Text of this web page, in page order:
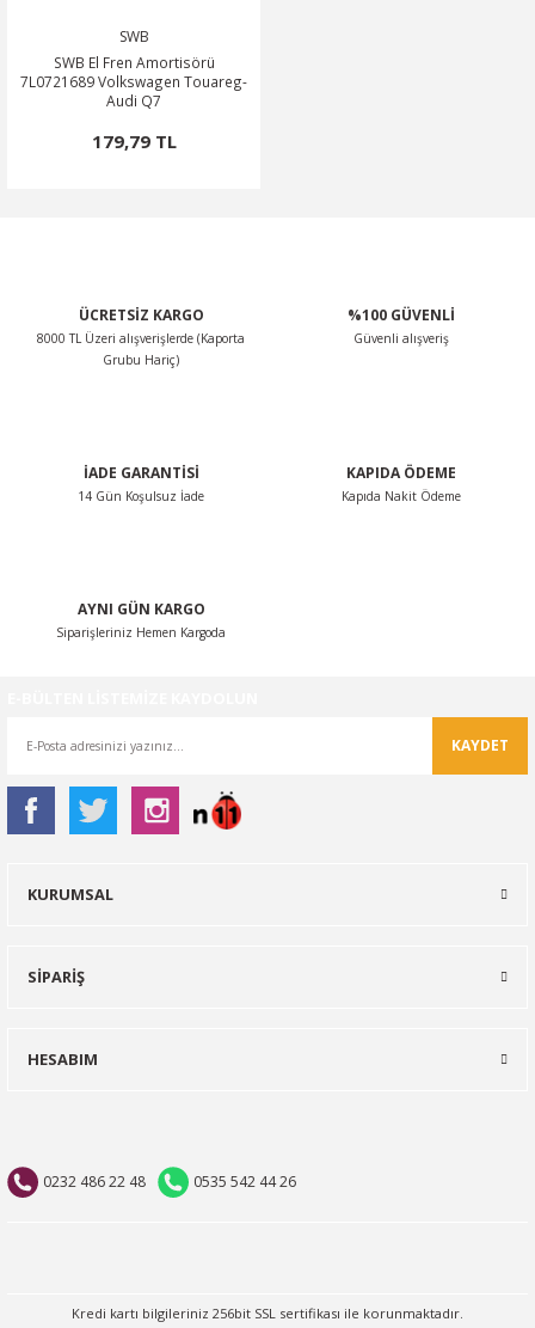
SWB
SWB El Fren Amortisörü
7L0721689 Volkswagen Touareg-
Audi Q7
179,79 TL
ÜCRETSİZ KARGO
8000 TL Üzeri alışverişlerde (Kaporta
Grubu Hariç)
%100 GÜVENLİ
Güvenli alışveriş
İADE GARANTİSİ
14 Gün Koşulsuz İade
KAPIDA ÖDEME
Kapıda Nakit Ödeme
AYNI GÜN KARGO
Siparişleriniz Hemen Kargoda
KAYDET
0232 486 22 48 0535 542 44 26
KURUMSAL
SİPARİŞ
HESABIM
Kredi kartı bilgileriniz 256bit SSL sertifikası ile korunmaktadır.